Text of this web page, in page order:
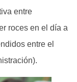
entre
roces en el día a
entre el